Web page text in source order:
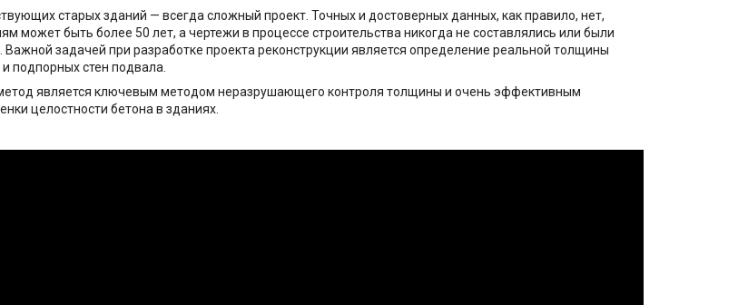
старых зданий — всегда сложный проект. Точных и достоверных данных, как правило, нет,
может быть более 50 лет, а чертежи в процессе строительства никогда не составлялись или были
задачей при разработке проекта реконструкции является определение реальной толщины
подпорных стен подвала.
является ключевым методом неразрушающего контроля толщины и очень эффективным
целостности бетона в зданиях.